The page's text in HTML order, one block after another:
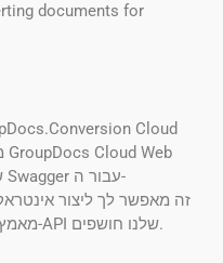
documents for
מאמץ ולנסות כל פעולה בודדת ממשקי ה-API שלנו חושפים.